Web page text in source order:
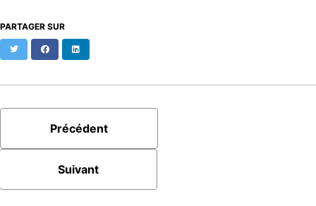
PARTAGER SUR
Twitter Facebook
Précédent
Suivant